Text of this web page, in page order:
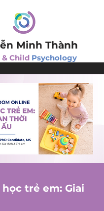
Minh Thành
Child Psychology
học trẻ em: Giai